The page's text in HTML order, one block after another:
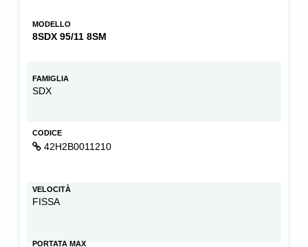
MODELLO
8SDX 95/11 8SM
FAMIGLIA
SDX
CODICE
42H2B0011210
VELOCITÀ
FISSA
PORTATA MAX